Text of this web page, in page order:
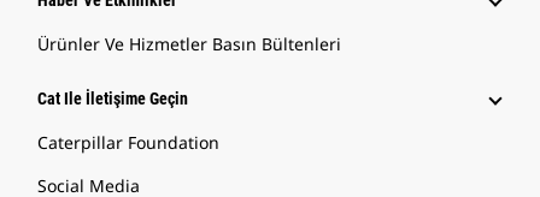
Ürünler Ve Hizmetler Basın Bültenleri
Cat Ile İletişime Geçin
Caterpillar Foundation
Social Media